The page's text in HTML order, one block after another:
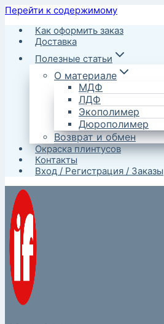
Перейти к содержимому
Как оформить заказ
Доставка
Полезные статьи
О материале
МДФ
ЛДФ
Экополимер
Дюрополимер
Возврат и обмен
Окраска плинтусов
Контакты
Вход / Регистрация / Заказы